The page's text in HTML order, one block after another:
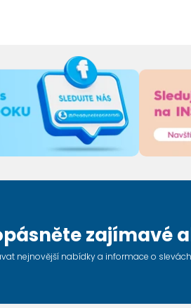
zajímavé
nejnovější nabídky a informace o